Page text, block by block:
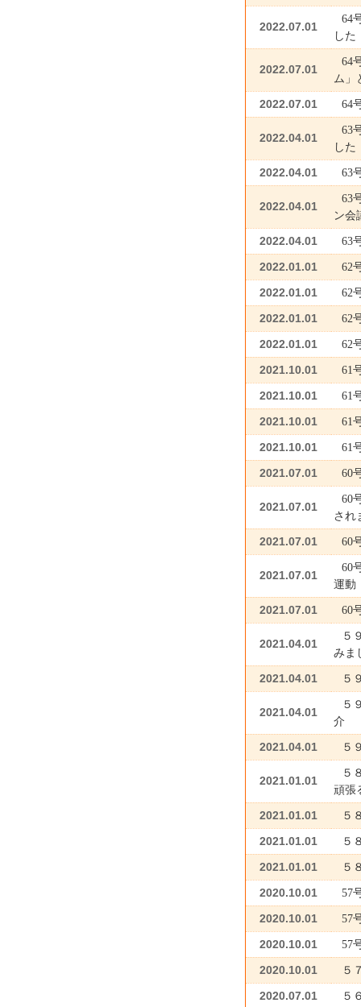
2022.07.01
64
した
2022.07.01
64
ム」
2022.07.01 64
2022.04.01
63
した
2022.04.01 63
2022.04.01
63
ン会
2022.04.01 63
2022.01.01 62
2022.01.01 62
2022.01.01 62
2022.01.01 62
2021.10.01 61
2021.10.01 61
2021.10.01 61
2021.10.01 61
2021.07.01 60
2021.07.01
60
され
2021.07.01 60
2021.07.01
60
運動
2021.07.01 60
2021.04.01
５
みま
2021.04.01 ５
2021.04.01
５
介
2021.04.01 ５
2021.01.01
５
頑張
2021.01.01 ５
2021.01.01 ５
2021.01.01 ５
2020.10.01 57
2020.10.01 57
2020.10.01 57
2020.10.01 ５
2020.07.01 ５